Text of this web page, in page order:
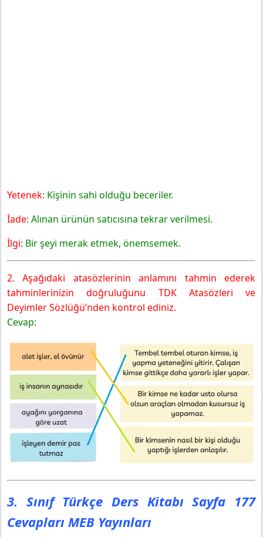
Yetenek: Kişinin sahi olduğu beceriler.
İade: Alınan ürünün satıcısına tekrar verilmesi.
İlgi: Bir şeyi merak etmek, önemsemek.
2. Aşağıdaki atasözlerinin anlamını tahmin ederek
tahminlerinizin doğruluğunu TDK Atasözleri ve
Deyimler Sözlüğü’nden kontrol ediniz.
Cevap:
3. Sınıf Türkçe Ders Kitabı Sayfa 177
Cevapları MEB Yayınları